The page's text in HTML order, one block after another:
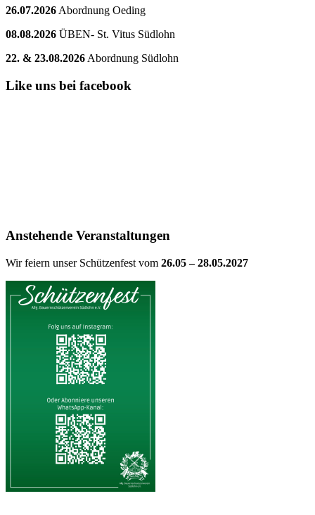
26.07.2026 Abordnung Oeding
08.08.2026 ÜBEN- St. Vitus Südlohn
22. & 23.08.2026 Abordnung Südlohn
Like uns bei facebook
Anstehende Veranstaltungen
Wir feiern unser Schützenfest vom 26.05 – 28.05.2027